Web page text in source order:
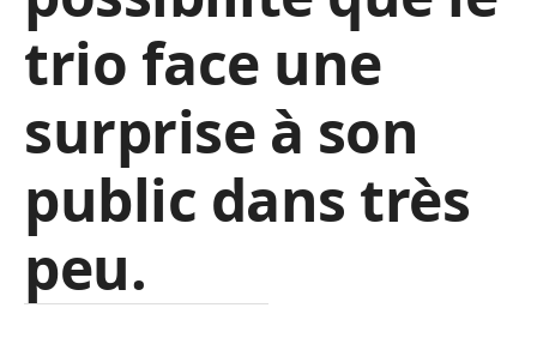
trio face une
surprise à son
public dans très
peu.